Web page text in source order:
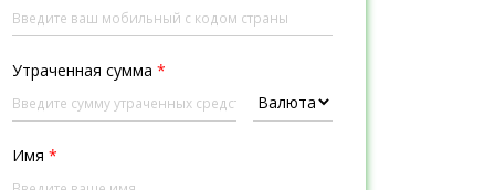
Утраченная сумма *
Имя *